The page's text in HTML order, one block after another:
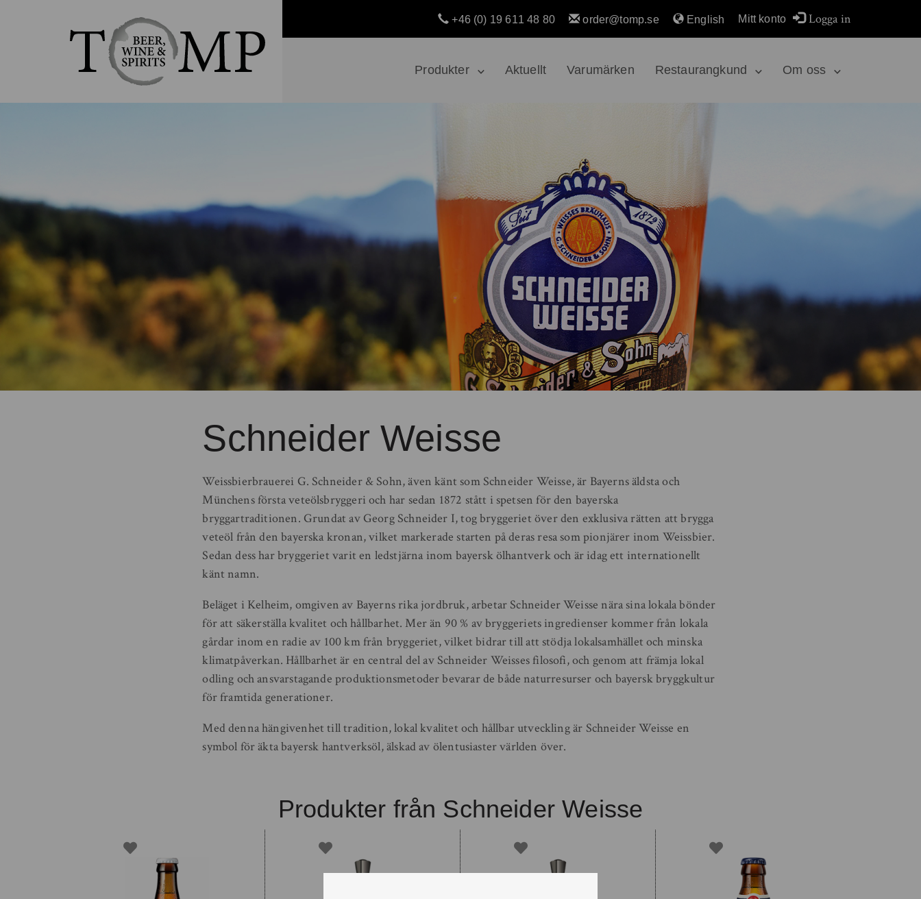
Produkter Aktuellt Varumärken Restaurangkund Om oss
+46 (0) 19 611 48 80 order@tomp.se English Mitt konto Logga in
Schneider Weisse
Weissbierbrauerei G. Schneider & Sohn, även känt som Schneider Weisse, är Bayerns äldsta och
Münchens första veteölsbryggeri och har sedan 1872 stått i spetsen för den bayerska
bryggartraditionen. Grundat av Georg Schneider I, tog bryggeriet över den exklusiva rätten att brygga
veteöl från den bayerska kronan, vilket markerade starten på deras resa som pionjärer inom Weissbier.
Sedan dess har bryggeriet varit en ledstjärna inom bayersk ölhantverk och är idag ett internationellt
känt namn.
Beläget i Kelheim, omgiven av Bayerns rika jordbruk, arbetar Schneider Weisse nära sina lokala bönder
för att säkerställa kvalitet och hållbarhet. Mer än 90 % av bryggeriets ingredienser kommer från lokala
gårdar inom en radie av 100 km från bryggeriet, vilket bidrar till att stödja lokalsamhället och minska
klimatpåverkan. Hållbarhet är en central del av Schneider Weisses filosofi, och genom att främja lokal
odling och ansvarstagande produktionsmetoder bevarar de både naturresurser och bayersk bryggkultur
för framtida generationer.
Med denna hängivenhet till tradition, lokal kvalitet och hållbar utveckling är Schneider Weisse en
symbol för äkta bayersk hantverksöl, älskad av ölentusiaster världen över.
Produkter från Schneider Weisse